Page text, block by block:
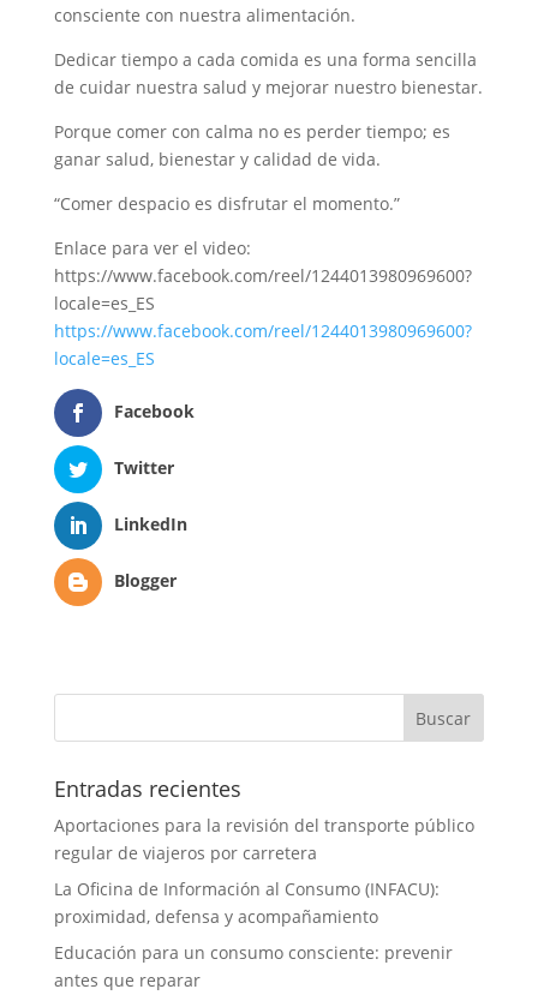
consciente con nuestra alimentación.
Dedicar tiempo a cada comida es una forma sencilla
de cuidar nuestra salud y mejorar nuestro bienestar.
Porque comer con calma no es perder tiempo; es
ganar salud, bienestar y calidad de vida.
“Comer despacio es disfrutar el momento.”
Enlace para ver el video:
https://www.facebook.com/reel/1244013980969600?
locale=es_ES
https://www.facebook.com/reel/1244013980969600?
locale=es_ES
Facebook
Twitter
LinkedIn
Blogger
Entradas recientes
Aportaciones para la revisión del transporte público
regular de viajeros por carretera
La Oficina de Información al Consumo (INFACU):
proximidad, defensa y acompañamiento
Educación para un consumo consciente: prevenir
antes que reparar